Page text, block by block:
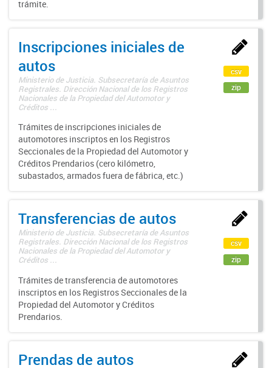
trámite.
Inscripciones iniciales de
autos
Ministerio de Justicia. Subsecretaría de Asuntos
Registrales. Dirección Nacional de los Registros
Nacionales de la Propiedad del Automotor y
Créditos ...
Trámites de inscripciones iniciales de
automotores inscriptos en los Registros
Seccionales de la Propiedad del Automotor y
Créditos Prendarios (cero kilómetro,
subastados, armados fuera de fábrica, etc.)
csv
zip
Transferencias de autos
Ministerio de Justicia. Subsecretaría de Asuntos
Registrales. Dirección Nacional de los Registros
Nacionales de la Propiedad del Automotor y
Créditos ...
Trámites de transferencia de automotores
inscriptos en los Registros Seccionales de la
Propiedad del Automotor y Créditos
Prendarios.
csv
zip
Prendas de autos